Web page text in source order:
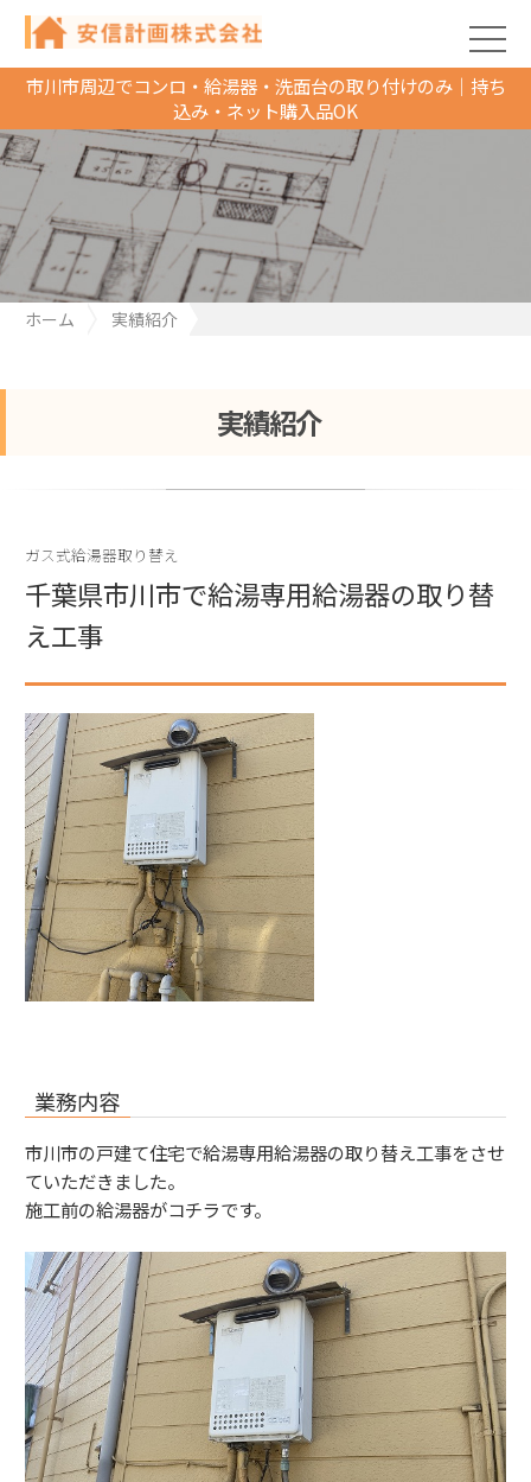
市川市周辺でコンロ・給湯器・洗面台の取り付けのみ｜持ち
込み・ネット購入品OK
ホーム
実績紹介
実績紹介
ガス式給湯器取り替え
千葉県市川市で給湯専用給湯器の取り替
え工事
業務内容
市川市の戸建て住宅で給湯専用給湯器の取り替え工事をさせ
ていただきました。
施工前の給湯器がコチラです。